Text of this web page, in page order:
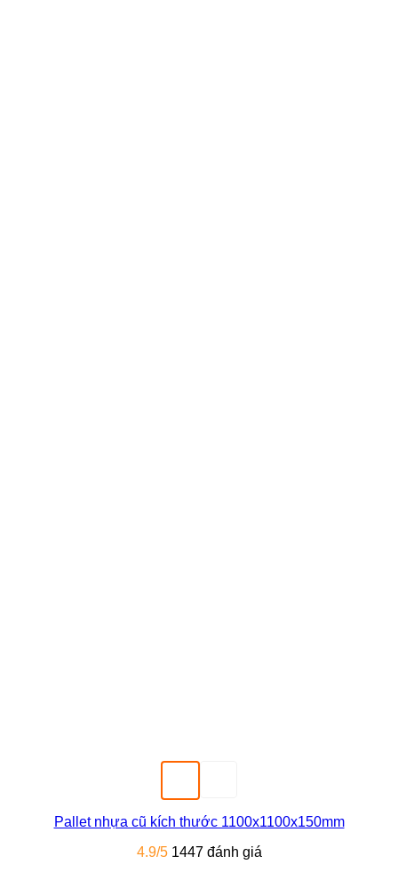
Pallet nhựa cũ kích thước 1100x1100x150mm
4.9/5 1447 đánh giá